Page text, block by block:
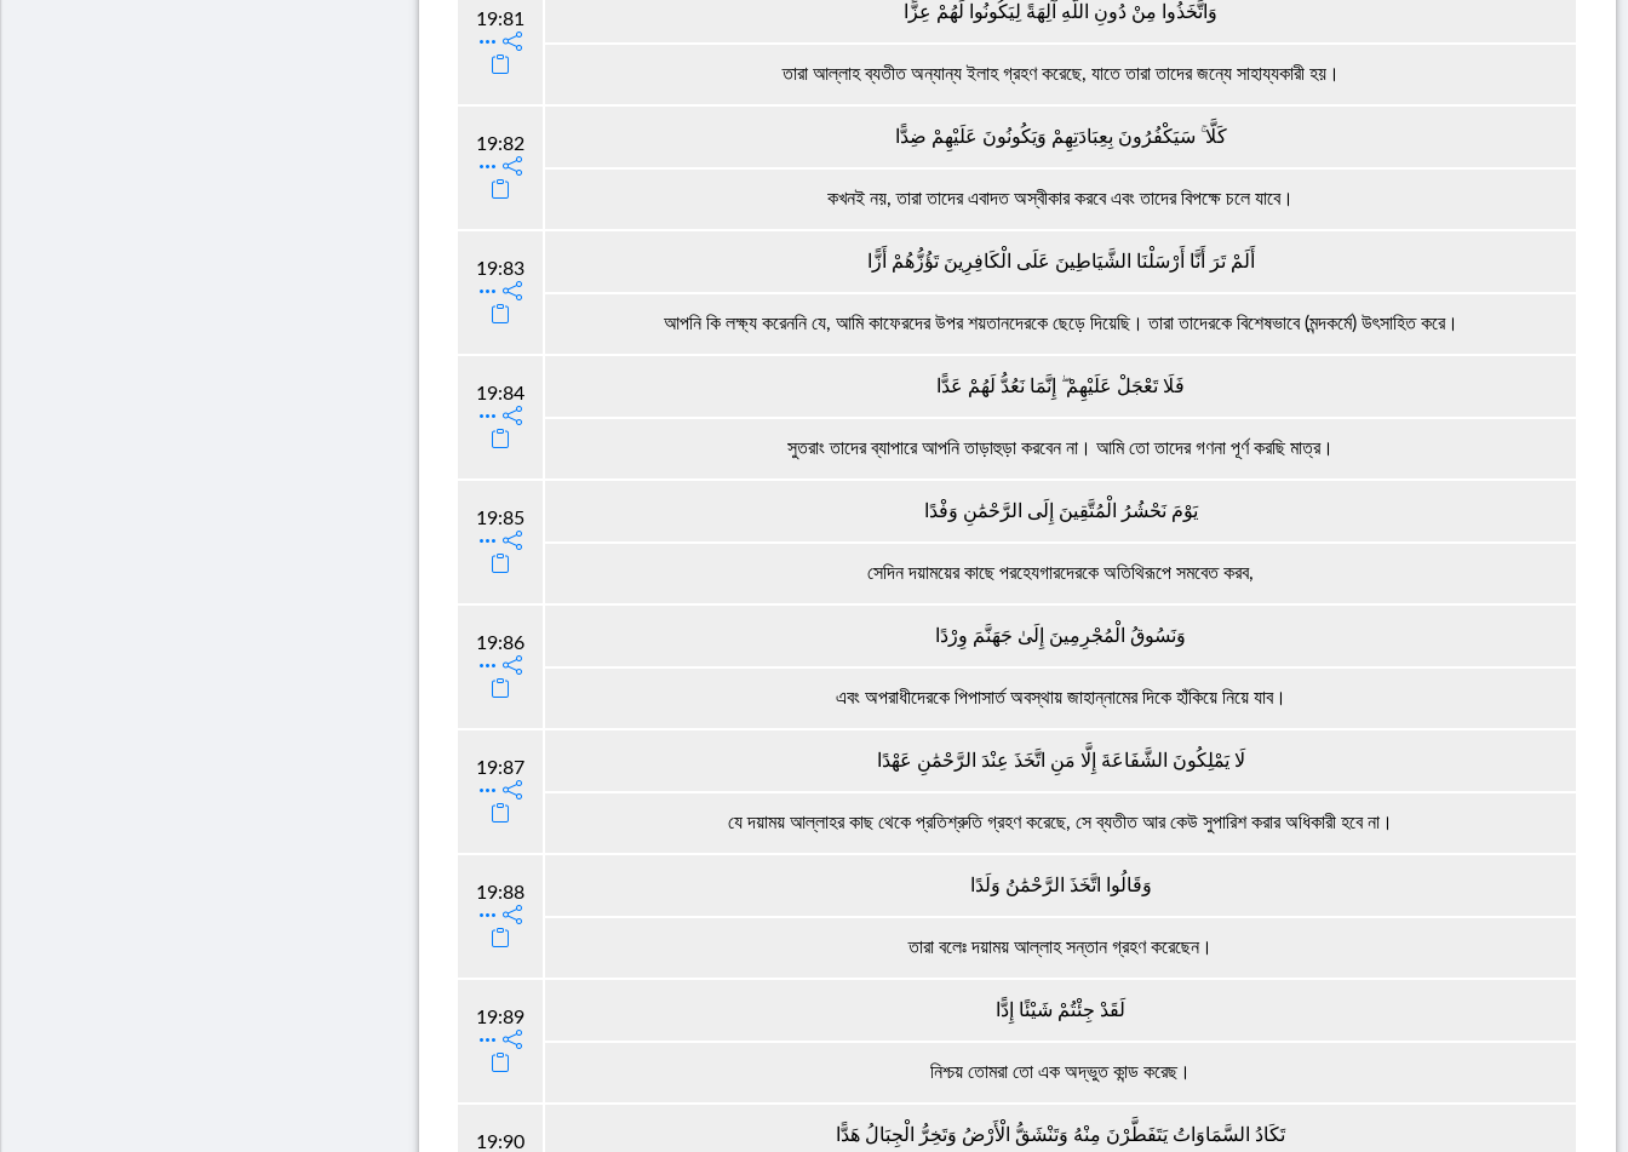
19:81 وَاتَّخَذُوا مِنْ دُونِ اللَّهِ آلِهَةً لِيَكُونُوا لَهُمْ عِزًّا
তারা আল্লাহ ব্যতীত অন্যান্য ইলাহ গ্রহণ করেছে, যাতে তারা তাদের জন্যে সাহায্যকারী হয়।
19:82 كَلَّا ۚ سَيَكْفُرُونَ بِعِبَادَتِهِمْ وَيَكُونُونَ عَلَيْهِمْ ضِدًّا
কখনই নয়, তারা তাদের এবাদত অস্বীকার করবে এবং তাদের বিপক্ষে চলে যাবে।
19:83 أَلَمْ تَرَ أَنَّا أَرْسَلْنَا الشَّيَاطِينَ عَلَى الْكَافِرِينَ تَؤُزُّهُمْ أَزًّا
আপনি কি লক্ষ্য করেননি যে, আমি কাফেরদের উপর শয়তানদেরকে ছেড়ে দিয়েছি। তারা তাদেরকে বিশেষভাবে (মন্দকর্মে) উৎসাহিত করে।
19:84 فَلَا تَعْجَلْ عَلَيْهِمْ ۖ إِنَّمَا نَعُدُّ لَهُمْ عَدًّا
সুতরাং তাদের ব্যাপারে আপনি তাড়াহুড়া করবেন না। আমি তো তাদের গণনা পূর্ণ করছি মাত্র।
19:85 يَوْمَ نَحْشُرُ الْمُتَّقِينَ إِلَى الرَّحْمَٰنِ وَفْدًا
সেদিন দয়াময়ের কাছে পরহেযগারদেরকে অতিথিরূপে সমবেত করব,
19:86 وَنَسُوقُ الْمُجْرِمِينَ إِلَىٰ جَهَنَّمَ وِرْدًا
এবং অপরাধীদেরকে পিপাসার্ত অবস্থায় জাহান্নামের দিকে হাঁকিয়ে নিয়ে যাব।
19:87 لَا يَمْلِكُونَ الشَّفَاعَةَ إِلَّا مَنِ اتَّخَذَ عِنْدَ الرَّحْمَٰنِ عَهْدًا
যে দয়াময় আল্লাহর কাছ থেকে প্রতিশ্রুতি গ্রহণ করেছে, সে ব্যতীত আর কেউ সুপারিশ করার অধিকারী হবে না।
19:88 وَقَالُوا اتَّخَذَ الرَّحْمَٰنُ وَلَدًا
তারা বলেঃ দয়াময় আল্লাহ সন্তান গ্রহণ করেছেন।
19:89 لَقَدْ جِئْتُمْ شَيْئًا إِدًّا
নিশ্চয় তোমরা তো এক অদ্ভুত কান্ড করেছ।
19:90 تَكَادُ السَّمَاوَاتُ يَتَفَطَّرْنَ مِنْهُ وَتَنْشَقُّ الْأَرْضُ وَتَخِرُّ الْجِبَالُ هَدًّا